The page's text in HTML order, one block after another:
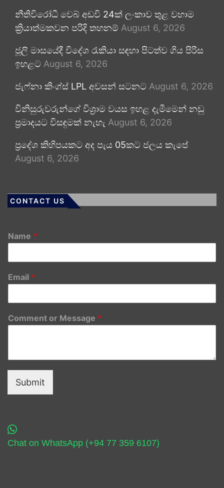
නීතිවිරෝධී වෙබ් අඩවි 24ක් ලංකාව තුළ වහාම
ක්‍රියාත්මකවන පරිදි තහනම් August 6, 2026
ජූලි මාසයේදී විදේශ රැකියා සඳහා පිටත්ව ගිය පිරිස
ඉහළට August 6, 2026
ජැෆ්නා කිංග්ස් LPL අවසන් සටනට August 6, 2026
විනිසුරුවරුන්ගේ විශ්‍රාම වයස ඉහළ දැමීමෙන් නඩු
ප්‍රමාදයට විසඳුමක් නැහැ August 6, 2026
ප්‍රදේශ කිහිපයකට අද පැය 05කට ජලය කැපේ
August 6, 2026
CONTACT US
Name *
Email *
Comment or Message *
Submit
Chat on WhatsApp (+94 77 359 6107)